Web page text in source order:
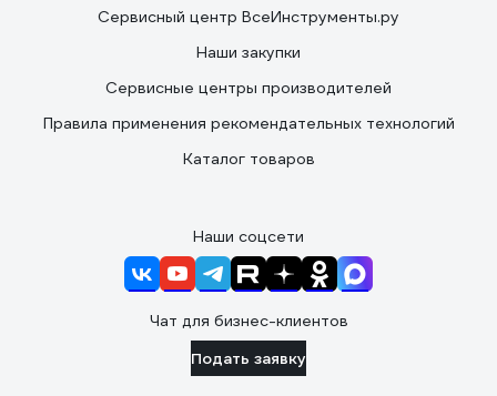
Сервисный центр ВсеИнструменты.ру
Наши закупки
Сервисные центры производителей
Правила применения рекомендательных технологий
Каталог товаров
Наши соцсети
Чат для бизнес-клиентов
Подать заявку